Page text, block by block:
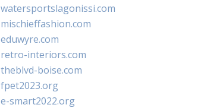
watersportslagonissi.com
mischieffashion.com
eduwyre.com
retro-interiors.com
theblvd-boise.com
fpet2023.org
e-smart2022.org